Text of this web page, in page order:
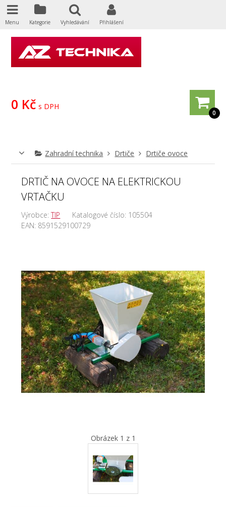
0
0 Kč s DPH
Zahradní technika Drtiče Drtiče ovoce
DRTIČ NA OVOCE NA ELEKTRICKOU
VRTAČKU
Výrobce:TIP Katalogové číslo: 105504
EAN: 8591529100729
Obrázek 1 z 1
Menu Kategorie Vyhledávání Přihlášení